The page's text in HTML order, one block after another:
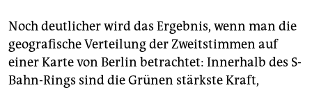
Noch deutlicher wird das Ergebnis, wenn man die
geografische Verteilung der Zweitstimmen auf
einer Karte von Berlin betrachtet: Innerhalb des S-
Bahn-Rings sind die Grünen stärkste Kraft,